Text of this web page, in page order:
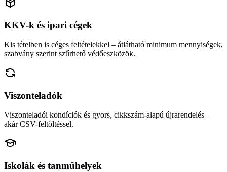
KKV-k és ipari cégek
Kis tételben is céges feltételekkel – átlátható minimum mennyiségek,
szabvány szerint szűrhető védőeszközök.
Viszonteladók
Viszonteladói kondíciók és gyors, cikkszám-alapú újrarendelés –
akár CSV-feltöltéssel.
Iskolák és tanműhelyek